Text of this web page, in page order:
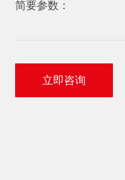
简要参数：
立即咨询